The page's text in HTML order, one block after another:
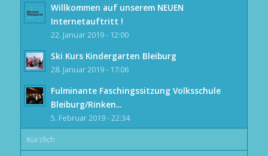
Willkommen auf unserem NEUEN
Internetauftritt !
22. Januar 2019 - 12:00
Ski Kurs Kindergarten Bleiburg
28. Januar 2019 - 17:06
Fulminante Faschingssitzung Volksschule
Bleiburg/Rinken...
5. Februar 2019 - 22:34
Kürzlich